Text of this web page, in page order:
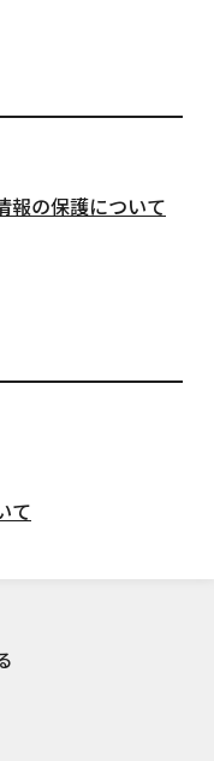
報の保護について
て